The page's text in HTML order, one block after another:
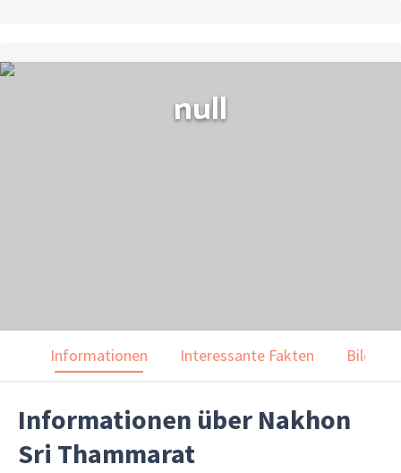
null
Informationen Interessante Fakten Bilder
Informationen über Nakhon
Sri Thammarat